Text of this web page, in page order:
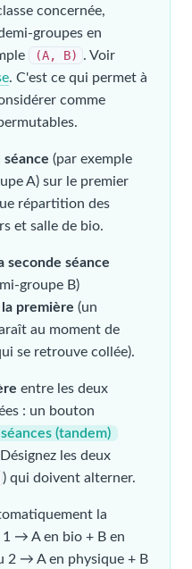
concernée,
groupes en
(A, B) . Voir
. C'est ce qui permet à
comme
(par exemple
A) sur le premier
répartition des
et salle de bio.
seconde séance
groupe B)
première (un
au moment de
se retrouve collée).
entre les deux
: un bouton
(tandem)
les deux
) qui doivent alterner.
la
1 → A en bio + B en
2 → A en physique + B